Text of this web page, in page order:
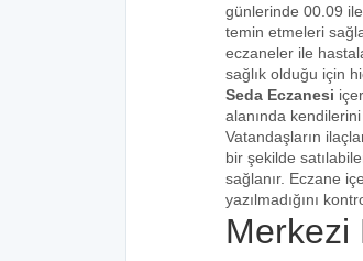
günlerinde 00.09
temin etmeleri
eczaneler ile
sağlık olduğu için
Seda Eczanesi
alanında
Vatandaşların
bir şekilde
sağlanır. Eczane
yazılmadığını
Merkezi